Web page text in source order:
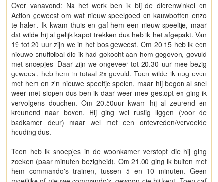
Over vanavond: Na het werk ben ik bij de dierenwinkel en
Action geweest om wat nieuw speelgoed en kauwbotten enzo
te halen. Ik kwam thuis en gaf hem een nieuw speeltje, maar
dat wilde hij al gelijk kapot trekken dus heb ik het afgepakt. Van
19 tot 20 uur zijn we in het bos geweest. Om 20.15 heb ik een
nieuwe snuffelbal die ik had gekocht aan hem gegeven, gevuld
met snoepjes. Daar zijn we ongeveer tot 20.30 uur mee bezig
geweest, heb hem in totaal 2x gevuld. Toen wilde ik nog even
met hem en z'n nieuwe speeltje spelen, maar hij begon al snel
weer met slopen dus ben ik daar weer mee gestopt en ging ik
vervolgens douchen. Om 20.50uur kwam hij al zeurend en
kreunend naar boven. Hij ging wel rustig liggen (voor de
badkamer deur) maar wel met een ontevreden/verveelde
houding dus.
Toen heb ik snoepjes in de woonkamer verstopt die hij ging
zoeken (paar minuten bezigheid). Om 21.00 ging ik buiten met
hem commando's trainen, tussen 5 en 10 minuten. Geen